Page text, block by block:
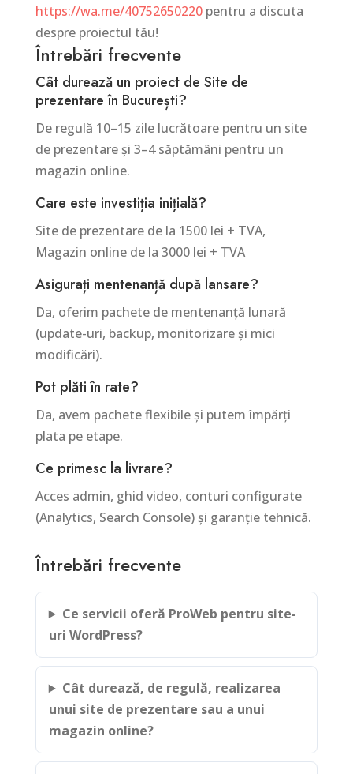
https://wa.me/40752650220pentru a discuta
despre proiectul tău!
Întrebări frecvente
Cât durează un proiect de Site de
prezentare în București?
De regulă 10–15 zile lucrătoare pentru un site
de prezentare și 3–4 săptămâni pentru un
magazin online.
Care este investiția inițială?
Site de prezentare de la 1500 lei + TVA,
Magazin online de la 3000 lei + TVA
Asigurați mentenanță după lansare?
Da, oferim pachete de mentenanță lunară
(update-uri, backup, monitorizare și mici
modificări).
Pot plăti în rate?
Da, avem pachete flexibile și putem împărți
plata pe etape.
Ce primesc la livrare?
Acces admin, ghid video, conturi configurate
(Analytics, Search Console) și garanție tehnică.
Întrebări frecvente
Ce servicii oferă ProWeb pentru site-
uri WordPress?
Cât durează, de regulă, realizarea
unui site de prezentare sau a unui
magazin online?